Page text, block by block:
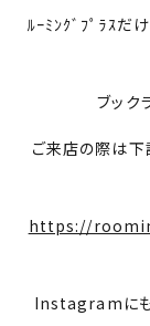
ﾙｰﾐﾝｸﾞﾌﾟﾗｽだけ
ブック
ご来店の際は
https://
Instagramにも